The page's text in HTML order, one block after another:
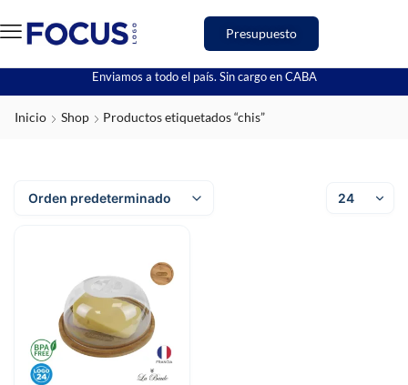
Presupuesto
Enviamos a todo el país. Sin cargo en CABA
Inicio Shop Productos etiquetados “chis”